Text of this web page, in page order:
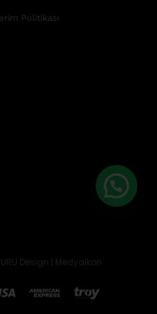
Politikası
Design | Medyaikon